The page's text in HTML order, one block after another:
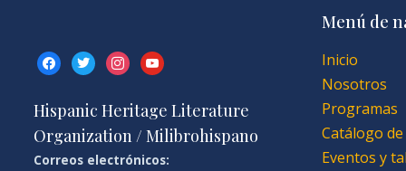
facebooktwitterinstagramyoutube
Hispanic Heritage Literature
Organization / Milibrohispano
Correos electrónicos:
Menú de
Inicio
Nosotros
Programas
Catálogo
Eventos y